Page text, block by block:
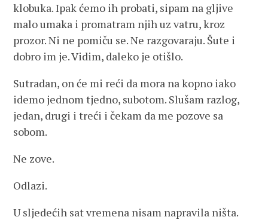
klobuka. Ipak ćemo ih probati, sipam na gljive
malo umaka i promatram njih uz vatru, kroz
prozor. Ni ne pomiču se. Ne razgovaraju. Šute i
dobro im je. Vidim, daleko je otišlo.
Sutradan, on će mi reći da mora na kopno iako
idemo jednom tjedno, subotom. Slušam razlog,
jedan, drugi i treći i čekam da me pozove sa
sobom.
Ne zove.
Odlazi.
U sljedećih sat vremena nisam napravila ništa.